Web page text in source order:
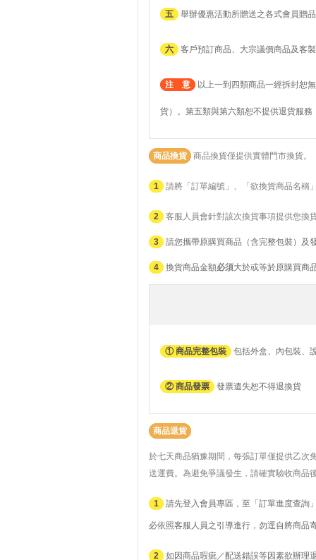
五 舉辦優惠活動所贈送之各式會員贈品
六 客戶預訂商品、大宗議價商品及客
注 意 以上一到四類商品一經拆封恕
貨）。第五類與第六類恕不提供退貨服
商品換貨 商品換貨僅提供實體門市換貨。
1 請將「訂單編號」、「欲換貨商品名稱
2 客服人員會針對該次換貨事項提供您換
3 請您攜帶原購買商品（含完整包裝）及
4 換貨商品金額必須大於或等於原購買商
① 商品完整包裝 包括外盒、內包裝、
② 商品發票 發票遺失恕不得退換貨
商品退貨
於七天商品猶豫期間，每張訂單僅提供乙次
送運費。 為避免爭議發生，請確實驗收商品
1 請先登入會員專區，至「訂單進度查詢
必依照客服人員之引導進行，勿逕自將商品
2 如因商品瑕疵／配送錯誤等因素欲辦理